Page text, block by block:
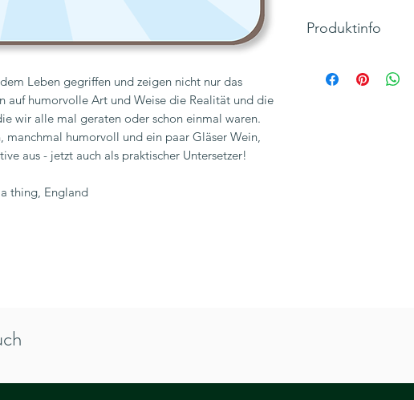
Leben gegriffen und zeigen nicht nur das
auf humorvolle Art und Weise die Realität und die
wir alle mal geraten oder schon einmal waren.
manchmal humorvoll und ein paar Gläser Wein,
aus - jetzt auch als praktischer Untersetzer!
thing, England
Produktinfo
gerne Trinken und